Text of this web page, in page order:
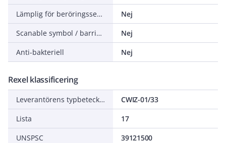
Lämplig för beröringssensor för bussystem
Nej
Scanable symbol / barrier free
Nej
Anti-bakteriell
Nej
Rexel klassificering
Leverantörens typbeteckning
CWIZ-01/33
Lista
17
UNSPSC
39121500